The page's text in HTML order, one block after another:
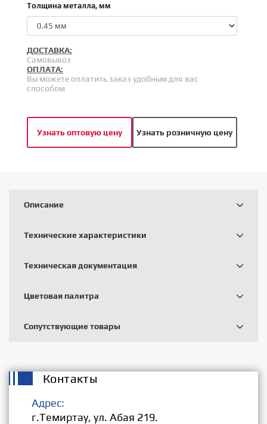
Толщина металла, мм
ДОСТАВКА:
Самовывоз
ОПЛАТА:
Вы можете оплатить заказ удобным для вас
способом
Узнать оптовую цену Узнать розничную цену
Описание
Технические характеристики
Техническая документация
Цветовая палитра
Сопутствующие товары
Контакты
Адрес:
г.Темиртау, ул. Абая 219.